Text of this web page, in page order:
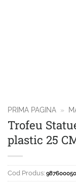
PRIMA PAGINA »
Trofeu
plastic 25
Cod Produs: